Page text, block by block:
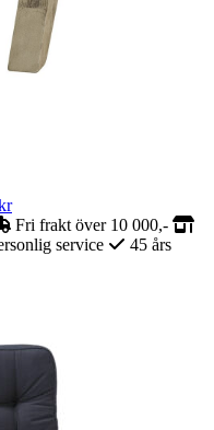
Fri frakt över 10 000,-
service
45 års